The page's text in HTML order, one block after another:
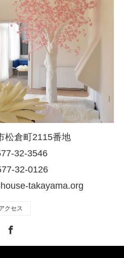
松倉町2115番地
32-3546
32-0126
takayama.org
クセス